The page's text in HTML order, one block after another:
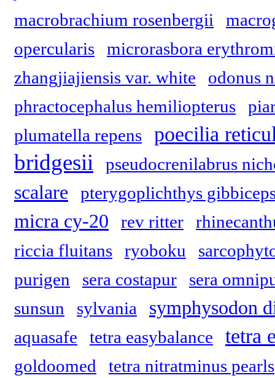
macrobrachium rosenbergii
opercularis
microrasbora
zhangjiajiensis var. white
odonus
phractocephalus hemiliopterus
plumatella repens
poecilia
bridgesii pseudocrenilabrus
scalare pterygoplichthys
micra cy-20 rev ritter
riccia fluitans
ryoboku
purigen
sera costapur
sera
sunsun
sylvania symphysodon
aquasafe tetra easybalance tetra
goldoomed
tetra nitratminus pearls